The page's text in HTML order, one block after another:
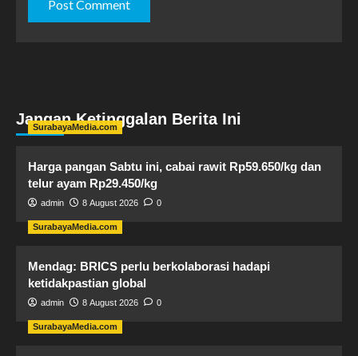
Jangan Ketinggalan Berita Ini
SurabayaMedia.com
Harga pangan Sabtu ini, cabai rawit Rp59.650/kg dan
telur ayam Rp29.450/kg
admin 8 August 2026 0
SurabayaMedia.com
Mendag: BRICS perlu berkolaborasi hadapi
ketidakpastian global
admin 8 August 2026 0
SurabayaMedia.com